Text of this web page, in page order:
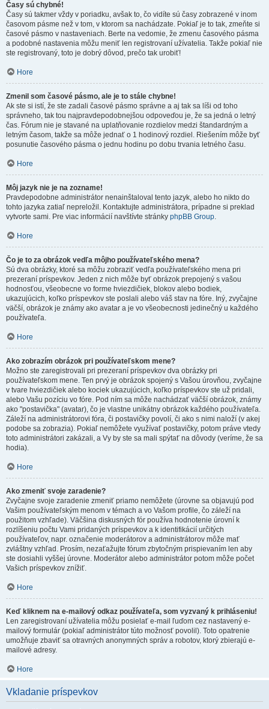
Časy sú chybné!
Časy sú takmer vždy v poriadku, avšak to, čo vidíte sú časy zobrazené v inom
časovom pásme než v tom, v ktorom sa nachádzate. Pokiaľ je to tak, zmeňte si
časové pásmo v nastaveniach. Berte na vedomie, že zmenu časového pásma
a podobné nastavenia môžu meniť len registrovaní užívatelia. Takže pokiaľ nie
ste registrovaný, toto je dobrý dôvod, prečo tak urobiť!
Hore
Zmenil som časové pásmo, ale je to stále chybne!
Ak ste si istí, že ste zadali časové pásmo správne a aj tak sa líši od toho
správneho, tak tou najpravdepodobnejšou odpoveďou je, že sa jedná o letný
čas. Fórum nie je stavané na uplatňovanie rozdielov medzi štandardným a
letným časom, takže sa môže jednať o 1 hodinový rozdiel. Riešením môže byť
posunutie časového pásma o jednu hodinu po dobu trvania letného času.
Hore
Môj jazyk nie je na zozname!
Pravdepodobne administrátor nenainštaloval tento jazyk, alebo ho nikto do
tohto jazyka zatiaľ nepreložil. Kontaktujte administrátora, prípadne si preklad
vytvorte sami. Pre viac informácií navštívte stránky phpBB Group.
Hore
Čo je to za obrázok vedľa môjho používateľského mena?
Sú dva obrázky, ktoré sa môžu zobraziť vedľa používateľského mena pri
prezeraní príspevkov. Jeden z nich môže byť obrázok prepojený s vašou
hodnosťou, všeobecne vo forme hviezdičiek, blokov alebo bodiek,
ukazujúcich, koľko príspevkov ste poslali alebo váš stav na fóre. Iný, zvyčajne
väčší, obrázok je známy ako avatar a je vo všeobecnosti jedinečný u každého
používateľa.
Hore
Ako zobrazím obrázok pri používateľskom mene?
Možno ste zaregistrovali pri prezeraní príspevkov dva obrázky pri
používateľskom mene. Ten prvý je obrázok spojený s Vašou úrovňou, zvyčajne
v tvare hviezdičiek alebo kociek ukazujúcich, koľko príspevkov ste už pridali,
alebo Vašu pozíciu vo fóre. Pod ním sa môže nachádzať väčší obrázok, známy
ako "postavička" (avatar), čo je vlastne unikátny obrázok každého používateľa.
Záleží na administrátorovi fóra, či postavičky povolí, či ako s nimi naloží (v akej
podobe sa zobrazia). Pokiaľ nemôžete využívať postavičky, potom práve vtedy
toto administrátori zakázali, a Vy by ste sa mali spýtať na dôvody (veríme, že sa
hodia).
Hore
Ako zmeniť svoje zaradenie?
Zvyčajne svoje zaradenie zmeniť priamo nemôžete (úrovne sa objavujú pod
Vašim používateľským menom v témach a vo Vašom profile, čo záleží na
použitom vzhľade). Väčšina diskusných fór používa hodnotenie úrovní k
rozlíšeniu počtu Vami pridaných príspevkov a k identifikácií určitých
používateľov, napr. označenie moderátorov a administrátorov môže mať
zvláštny vzhľad. Prosím, nezaťažujte fórum zbytočným prispievaním len aby
ste dosiahli vyššej úrovne. Moderátor alebo administrátor potom môže počet
Vašich príspevkov znížiť.
Hore
Keď kliknem na e-mailový odkaz používateľa, som vyzvaný k prihláseniu!
Len zaregistrovaní užívatelia môžu posielať e-mail ľuďom cez nastavený e-
mailový formulár (pokiaľ administrátor túto možnosť povolil). Toto opatrenie
umožňuje zbaviť sa otravných anonymných správ a robotov, ktorý zbierajú e-
mailové adresy.
Hore
Vkladanie príspevkov